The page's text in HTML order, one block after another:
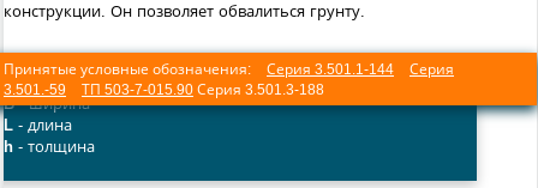
конструкции. Он позволяет обвалиться грунту.
Принятые условные обозначения: Серия 3.501.1-144
Серия
3.501.-59
ТП 503-7-015.90 Серия 3.501.3-188
B- ширина
L - длина
h - толщина